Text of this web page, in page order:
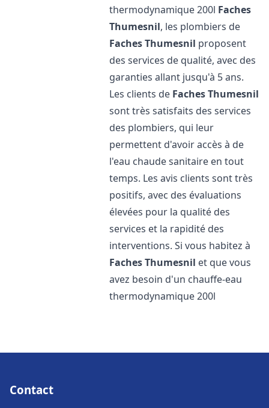
thermodynamique 200l Faches
Thumesnil, les plombiers de
Faches Thumesnil proposent
des services de qualité, avec des
garanties allant jusqu'à 5 ans.
Les clients de Faches Thumesnil
sont très satisfaits des services
des plombiers, qui leur
permettent d'avoir accès à de
l'eau chaude sanitaire en tout
temps. Les avis clients sont très
positifs, avec des évaluations
élevées pour la qualité des
services et la rapidité des
interventions. Si vous habitez à
Faches Thumesnil et que vous
avez besoin d'un chauffe-eau
thermodynamique 200l
Contact